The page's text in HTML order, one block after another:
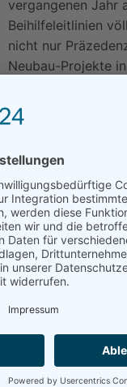
vergangenen Jahr
Beihilfeleitlinien
nicht nur
Neubau-Projekte
der britischen
die
Zeit evident,
ist diese
Jahr 2058